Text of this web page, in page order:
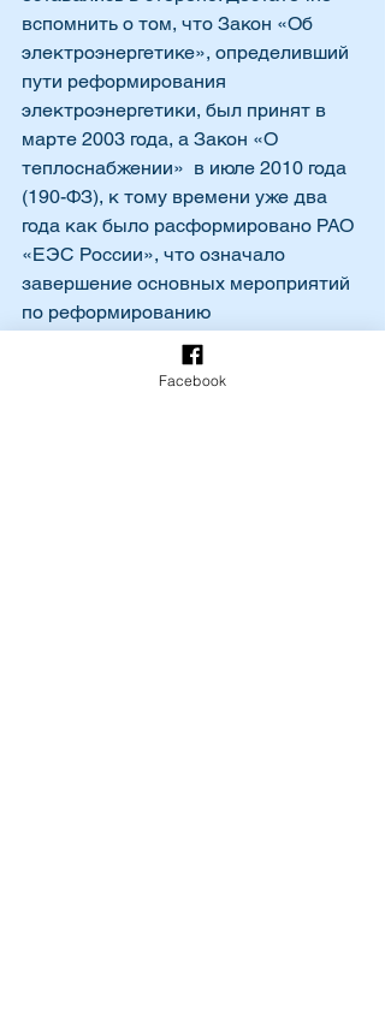
вспомнить о том, что Закон «Об
электроэнергетике», определивший
пути реформирования
электроэнергетики, был принят в
марте 2003 года, а Закон «О
теплоснабжении»  в июле 2010 года
(190-ФЗ), к тому времени уже два
года как было расформировано РАО
«ЕЭС России», что означало
завершение основных мероприятий
по реформированию
электроэнергетики.
Facebook